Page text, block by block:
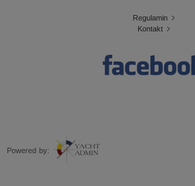
Powered by:
Regulamin
Kontakt